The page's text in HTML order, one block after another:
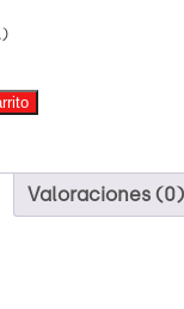
Valoraciones (0)